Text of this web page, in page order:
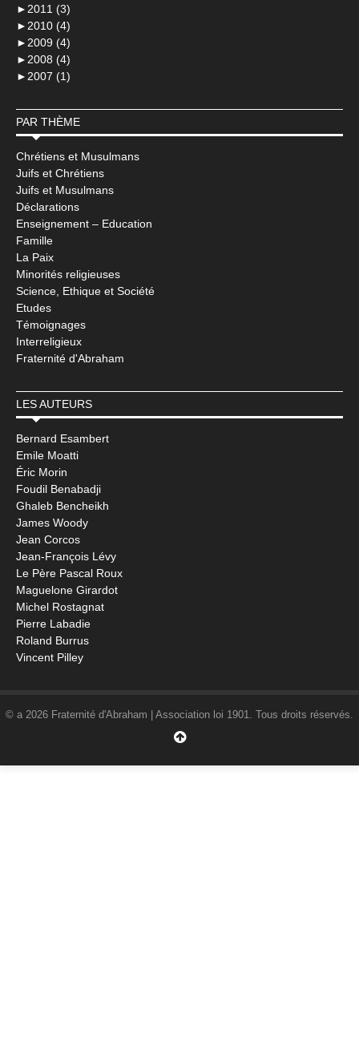
► 2011 (3)
► 2010 (4)
► 2009 (4)
► 2008 (4)
► 2007 (1)
PAR THÈME
Chrétiens et Musulmans
Juifs et Chrétiens
Juifs et Musulmans
Déclarations
Enseignement – Education
Famille
La Paix
Minorités religieuses
Science, Ethique et Société
Etudes
Témoignages
Interreligieux
Fraternité d'Abraham
LES AUTEURS
Bernard Esambert
Emile Moatti
Éric Morin
Foudil Benabadji
Ghaleb Bencheikh
James Woody
Jean Corcos
Jean-François Lévy
Le Père Pascal Roux
Maguelone Girardot
Michel Rostagnat
Pierre Labadie
Roland Burrus
Vincent Pilley
© a 2026 Fraternité d'Abraham | Association loi 1901. Tous droits réservés.